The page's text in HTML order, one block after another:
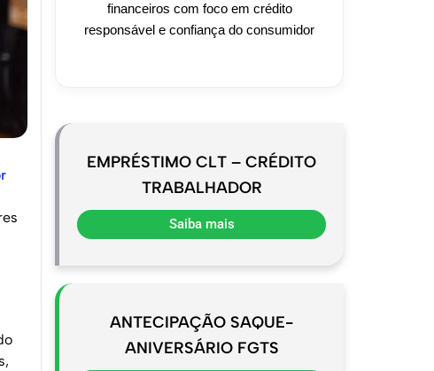
financeiros com foco em crédito
responsável e confiança do consumidor
EMPRÉSTIMO CLT – CRÉDITO
TRABALHADOR
Saiba mais
ANTECIPAÇÃO SAQUE-
ANIVERSÁRIO FGTS